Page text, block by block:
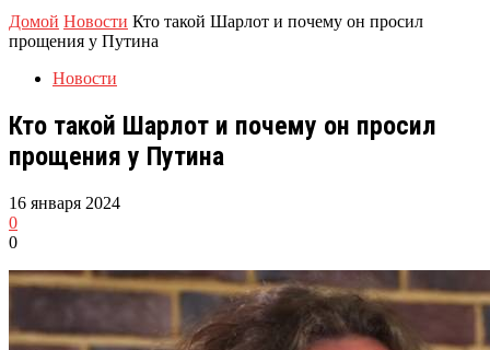
Домой Новости Кто такой Шарлот и почему он просил
прощения у Путина
Новости
Кто такой Шарлот и почему он просил
прощения у Путина
16 января 2024
0
0